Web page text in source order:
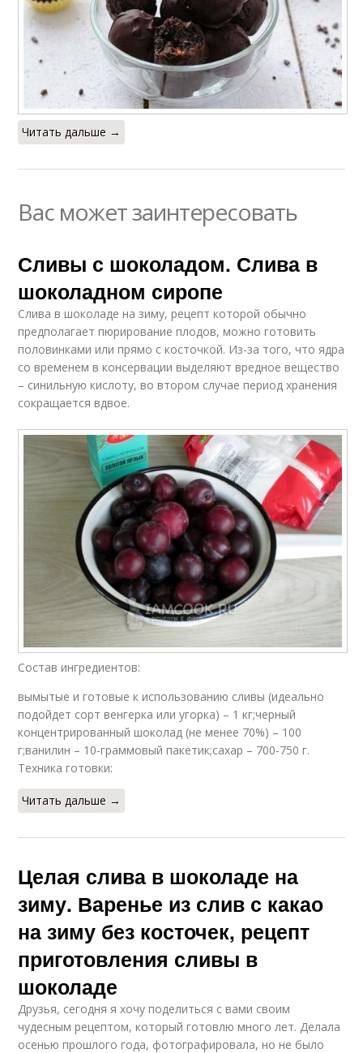
Читать дальше →
Вас может заинтересовать
Сливы с шоколадом. Слива в
шоколадном сиропе
Слива в шоколаде на зиму, рецепт которой обычно
предполагает пюрирование плодов, можно готовить
половинками или прямо с косточкой. Из-за того, что ядра
со временем в консервации выделяют вредное вещество
– синильную кислоту, во втором случае период хранения
сокращается вдвое.
Состав ингредиентов:
вымытые и готовые к использованию сливы (идеально
подойдет сорт венгерка или угорка) – 1 кг;черный
концентрированный шоколад (не менее 70%) – 100
г;ванилин – 10-граммовый пакетик;сахар – 700-750 г.
Техника готовки:
Читать дальше →
Целая слива в шоколаде на
зиму. Варенье из слив с какао
на зиму без косточек, рецепт
приготовления сливы в
шоколаде
Друзья, сегодня я хочу поделиться с вами своим
чудесным рецептом, который готовлю много лет. Делала
осенью прошлого года, фотографировала, но не было